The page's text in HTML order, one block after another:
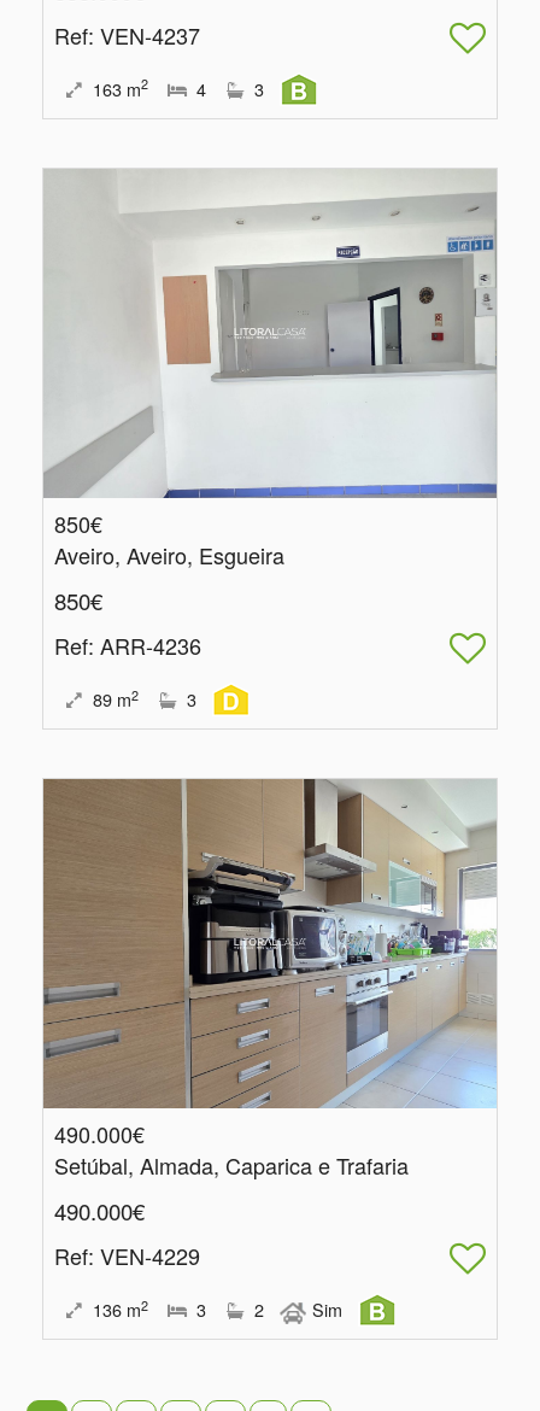
Ref: VEN-4237
163 m2 4 3
850€
Aveiro, Aveiro, Esgueira
850€
Ref: ARR-4236
89 m2 3
490.000€
Setúbal, Almada, Caparica e Trafaria
490.000€
Ref: VEN-4229
136 m2 3 2 Sim